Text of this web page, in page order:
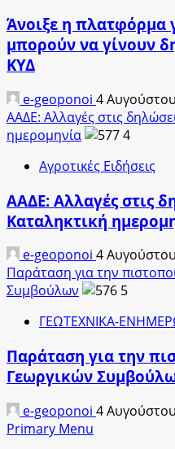
Άνοιξε η πλατφόρμα
μπορούν να γίνουν
ΚΥΔ
e-geoponoi 4
ΑΑΔΕ: Αλλαγές στις
ημερομηνία
4
Αγροτικές Ειδήσεις
ΑΑΔΕ: Αλλαγές στις
Καταληκτική
e-geoponoi 4
Παράταση για την
Συμβούλων
5
ΓΕΩΤΕΧΝΙΚΑ-
Παράταση για την
Γεωργικών
e-geoponoi 4
Primary Menu